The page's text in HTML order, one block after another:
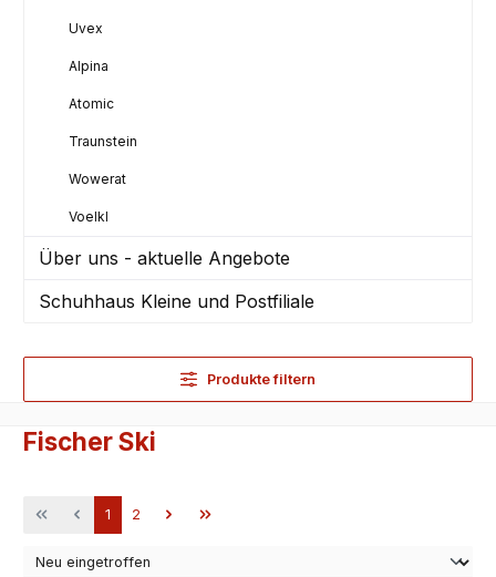
Uvex
Alpina
Atomic
Traunstein
Wowerat
Voelkl
Über uns - aktuelle Angebote
Schuhhaus Kleine und Postfiliale
Produkte filtern
Fischer Ski
Seite
1 Seite
2